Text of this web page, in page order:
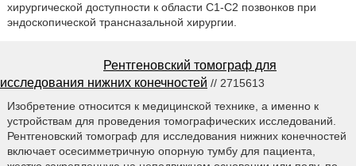
хирургической доступности к области С1-С2 позвонков при
эндоскопической трансназальной хирургии.
Рентгеновский томограф для
исследования нижних конечностей // 2715613
Изобретение относится к медицинской технике, а именно к
устройствам для проведения томографических исследований.
Рентгеновский томограф для исследования нижних конечностей
включает осесимметричную опорную тумбу для пациента,